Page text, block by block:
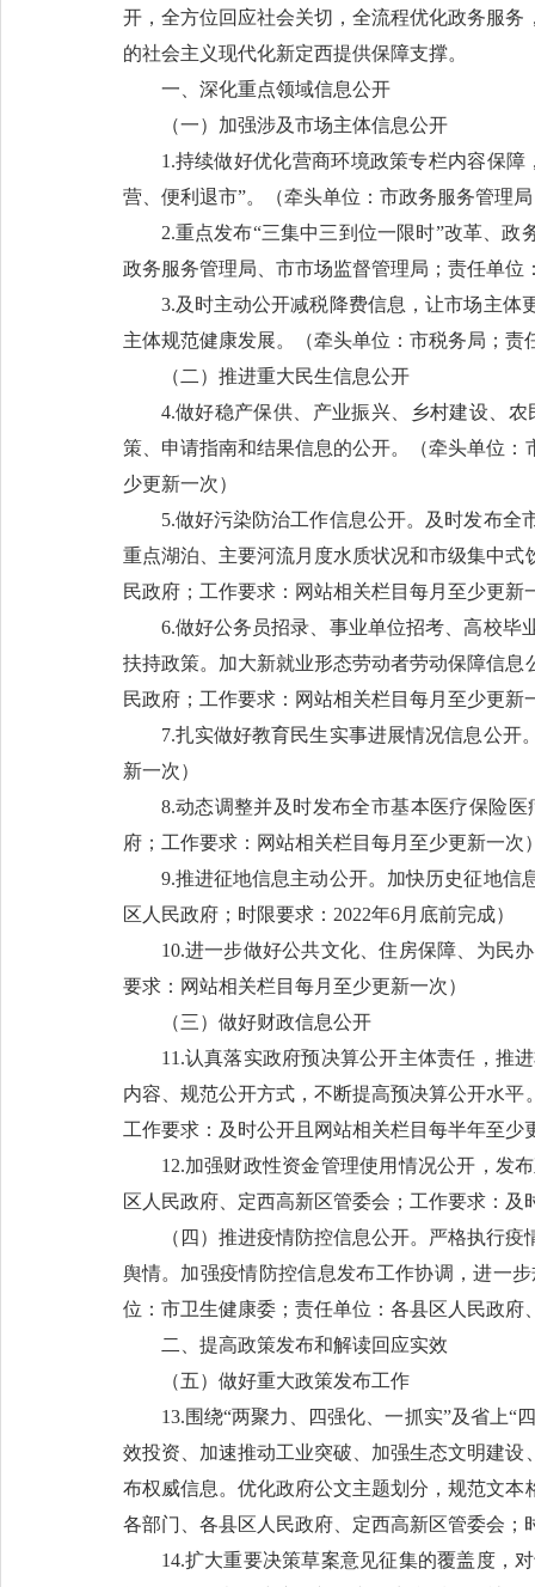
开，全方位回应社会关切，全流程优化政务服
的社会主义现代化新定西提供保障支撑。
一、深化重点领域信息公开
（一）加强涉及市场主体信息公开
1.持续做好优化营商环境政策专栏内容保
营、便利退市”。（牵头单位：市政务服务管理
2.重点发布“三集中三到位一限时”改革、
政务服务管理局、市市场监督管理局；责任单
3.及时主动公开减税降费信息，让市场主体
主体规范健康发展。（牵头单位：市税务局；
（二）推进重大民生信息公开
4.做好稳产保供、产业振兴、乡村建设、
策、申请指南和结果信息的公开。（牵头单位
少更新一次）
5.做好污染防治工作信息公开。及时发布
重点湖泊、主要河流月度水质状况和市级集中
民政府；工作要求：网站相关栏目每月至少更新
6.做好公务员招录、事业单位招考、高校毕
扶持政策。加大新就业形态劳动者劳动保障信
民政府；工作要求：网站相关栏目每月至少更新
7.扎实做好教育民生实事进展情况信息公
新一次）
8.动态调整并及时发布全市基本医疗保险
府；工作要求：网站相关栏目每月至少更新一次
9.推进征地信息主动公开。加快历史征地信
区人民政府；时限要求：2022年6月底前完成）
10.进一步做好公共文化、住房保障、为民
要求：网站相关栏目每月至少更新一次）
（三）做好财政信息公开
11.认真落实政府预决算公开主体责任，推
内容、规范公开方式，不断提高预决算公开水
工作要求：及时公开且网站相关栏目每半年至少
12.加强财政性资金管理使用情况公开，发
区人民政府、定西高新区管委会；工作要求：
（四）推进疫情防控信息公开。严格执行
舆情。加强疫情防控信息发布工作协调，进一
位：市卫生健康委；责任单位：各县区人民政
二、提高政策发布和解读回应实效
（五）做好重大政策发布工作
13.围绕“两聚力、四强化、一抓实”及省上“
效投资、加速推动工业突破、加强生态文明建
布权威信息。优化政府公文主题划分，规范文
各部门、各县区人民政府、定西高新区管委会；
14.扩大重要决策草案意见征集的覆盖度，